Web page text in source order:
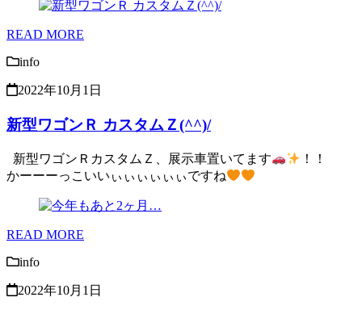
READ MORE
info
2022年10月1日
新型ワゴンＲ カスタムＺ(^^)/
新型ワゴンＲカスタムＺ、展示車置いてます
！！
かーーーっこいいぃぃぃぃぃぃですね
READ MORE
info
2022年10月1日